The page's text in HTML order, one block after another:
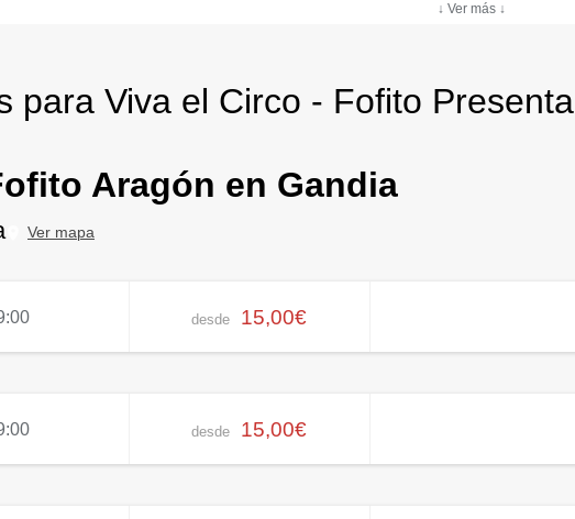
↓ Ver más ↓
para Viva el Circo - Fofito Presenta
Aragón en Gandia
Ver mapa
desde 15,00€
desde 15,00€